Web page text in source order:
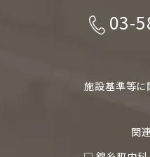
03-
施設基準等に
関